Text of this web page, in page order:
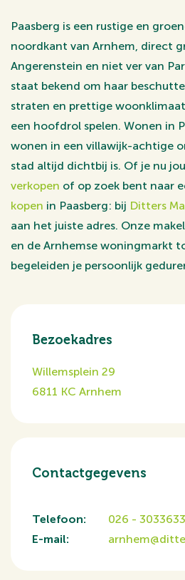
Paasberg is een rustige en
noordkant van Arnhem, direct
Angerenstein en niet ver van
staat bekend om haar
straten en prettige
een hoofdrol spelen. Wonen in
wonen in een villawijk-achtige
stad altijd dichtbij is. Of je nu
verkopen of op zoek bent naar
kopen in Paasberg: bij Ditters
aan het juiste adres. Onze
en de Arnhemse woningmarkt
begeleiden je persoonlijk
Bezoekadres
Willemsplein 29
6811 KC Arnhem
Contactgegevens
Telefoon:
026 - 3033633
E-mail: